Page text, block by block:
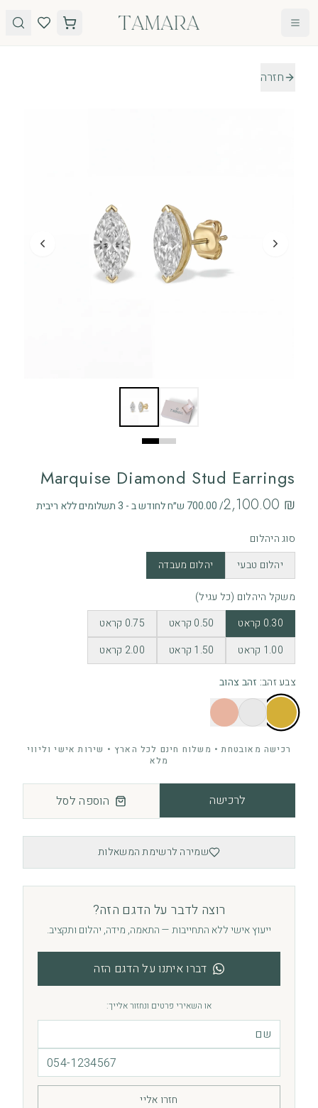
צמידים
חזרה
Marquise Diamond Stud Earrings
‏2,100.00 ₪ / 700.00 ש״ח לחודש ב - 3 תשלומים ללא ריבית
סוג היהלום
יהלום טבעי
יהלום מעבדה
משקל היהלום (כל עגיל)
0.30 קראט
0.50 קראט
0.75 קראט
1.00 קראט
1.50 קראט 2.00 קראט
צבע זהב: זהב צהוב
רכישה מאובטחת • משלוח חינם לכל הארץ • שירות אישי וליווי
מלא
לרכישה הוספה לסל
שמירה לרשימת המשאלות
רוצה לדבר על הדגם הזה?
ייעוץ אישי ללא התחייבות — התאמה, מידה, יהלום ותקציב.
דברו איתנו על הדגם הזה
או השאירי פרטים ונחזור אלייך:
חזרו אליי